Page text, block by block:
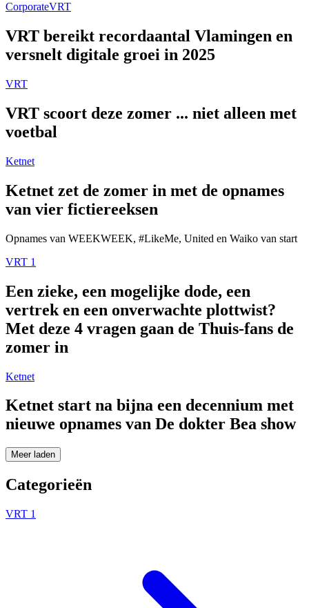
CorporateVRT
VRT bereikt recordaantal Vlamingen en
versnelt digitale groei in 2025
VRT
VRT scoort deze zomer ... niet alleen met
voetbal
Ketnet
Ketnet zet de zomer in met de opnames
van vier fictiereeksen
Opnames van WEEKWEEK, #LikeMe, United en Waiko van start
VRT 1
Een zieke, een mogelijke dode, een
vertrek en een onverwachte plottwist?
Met deze 4 vragen gaan de Thuis-fans de
zomer in
Ketnet
Ketnet start na bijna een decennium met
nieuwe opnames van De dokter Bea show
Meer laden
Categorieën
VRT 1